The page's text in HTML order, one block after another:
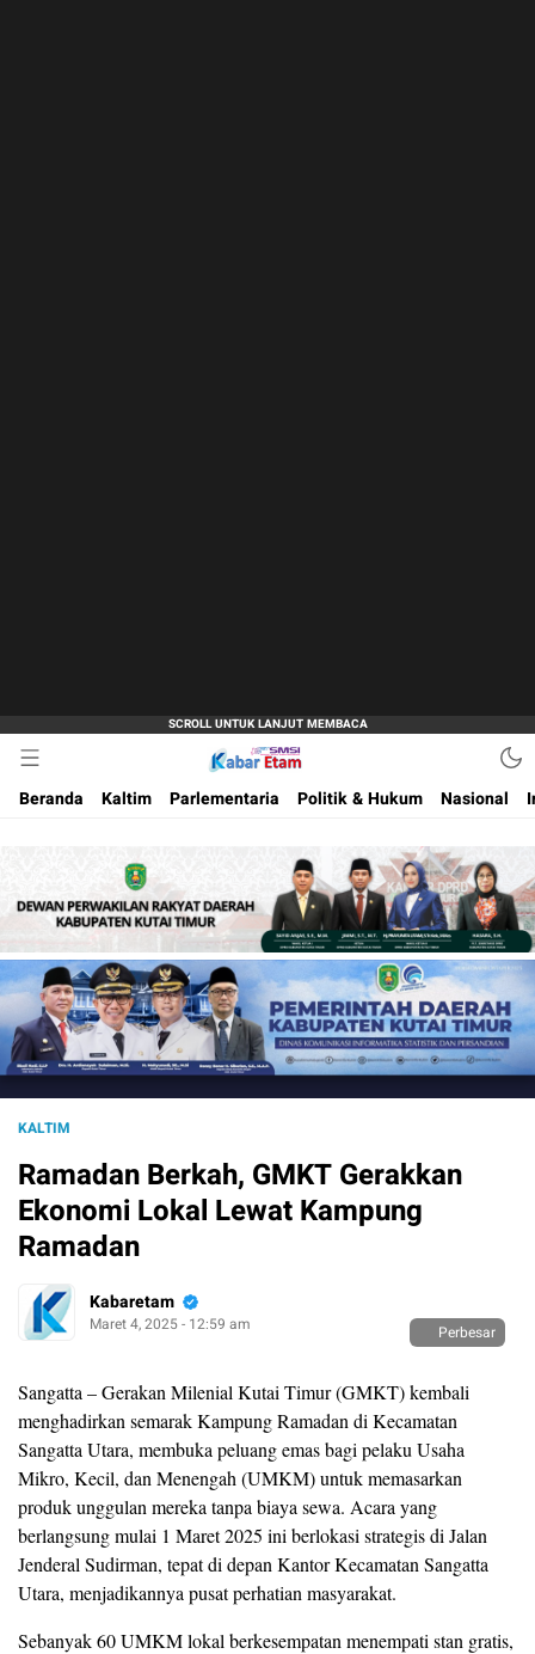
Kabar Etam
Akurat dan Terpercaya
Beranda
Kaltim Parlementaria Politik & Hukum Nasional
KALTIM
Ramadan Berkah, GMKT Gerakkan
Ekonomi Lokal Lewat Kampung
Ramadan
Kabaretam
Maret 4, 2025 - 12:59 am Perbesar
Sangatta – Gerakan Milenial Kutai Timur (GMKT) kembali
menghadirkan semarak Kampung Ramadan di Kecamatan
Sangatta Utara, membuka peluang emas bagi pelaku Usaha
Mikro, Kecil, dan Menengah (UMKM) untuk memasarkan
produk unggulan mereka tanpa biaya sewa. Acara yang
berlangsung mulai 1 Maret 2025 ini berlokasi strategis di Jalan
Jenderal Sudirman, tepat di depan Kantor Kecamatan Sangatta
Utara, menjadikannya pusat perhatian masyarakat.
Sebanyak 60 UMKM lokal berkesempatan menempati stan gratis,